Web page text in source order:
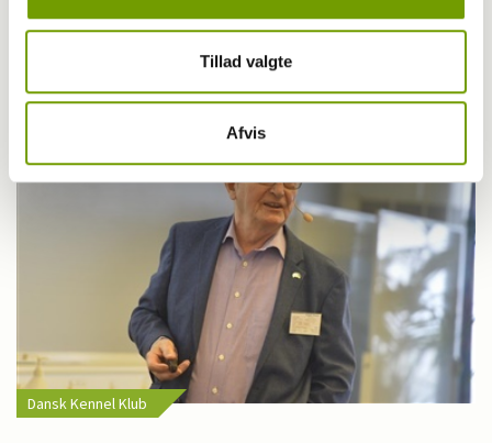
Tillad valgte
Afvis
Pernille og Peter vinder hæderspris
Dansk Kennel Klub